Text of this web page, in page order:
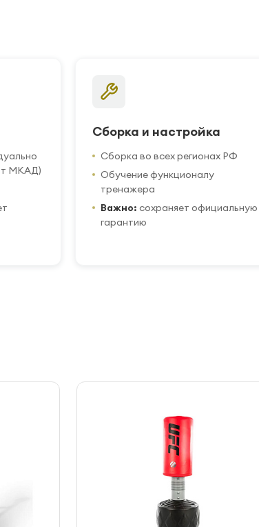
МКАД)
Сборка и настройка
Сборка во всех регионах РФ
Обучение функционалу
тренажера
Важно: сохраняет официальную
гарантию